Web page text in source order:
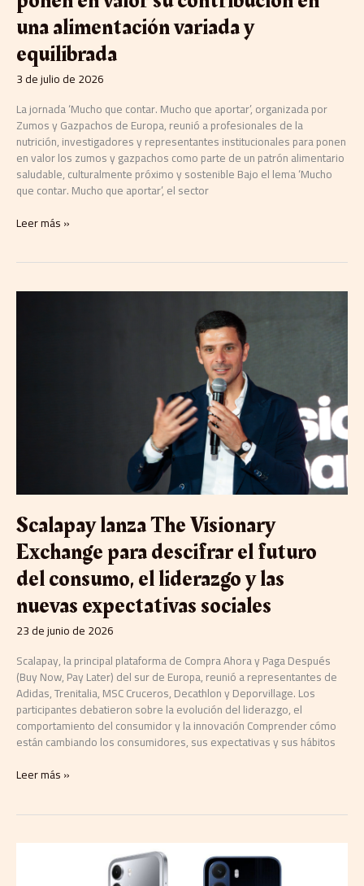
una alimentación variada y
equilibrada
3 de julio de 2026
La jornada ‘Mucho que contar. Mucho que aportar’, organizada por
Zumos y Gazpachos de Europa, reunió a profesionales de la
nutrición, investigadores y representantes institucionales para ponen
en valor los zumos y gazpachos como parte de un patrón alimentario
saludable, culturalmente próximo y sostenible Bajo el lema ‘Mucho
que contar. Mucho que aportar’, el sector
Leer más »
Scalapay lanza The Visionary
Exchange para descifrar el futuro
del consumo, el liderazgo y las
nuevas expectativas sociales
23 de junio de 2026
Scalapay, la principal plataforma de Compra Ahora y Paga Después
(Buy Now, Pay Later) del sur de Europa, reunió a representantes de
Adidas, Trenitalia, MSC Cruceros, Decathlon y Deporvillage. Los
participantes debatieron sobre la evolución del liderazgo, el
comportamiento del consumidor y la innovación Comprender cómo
están cambiando los consumidores, sus expectativas y sus hábitos
Scalapay
liderazgo
las
nuevas
expectativas
sociales
Leer más »
realme